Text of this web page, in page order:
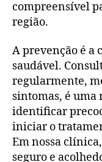
compreensível
região.
A prevenção é a
saudável.
regularmente,
sintomas, é
identificar
iniciar o
Em nossa
seguro e